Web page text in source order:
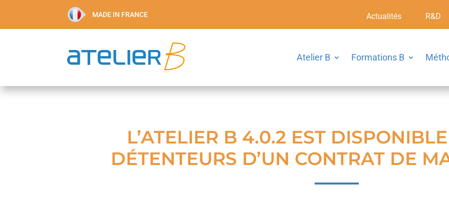
MADE IN FRANCE Actualités R&D
Atelier B Formations B
L’ATELIER B 4.0.2 EST
DÉTENTEURS D’UN CONTRAT DE